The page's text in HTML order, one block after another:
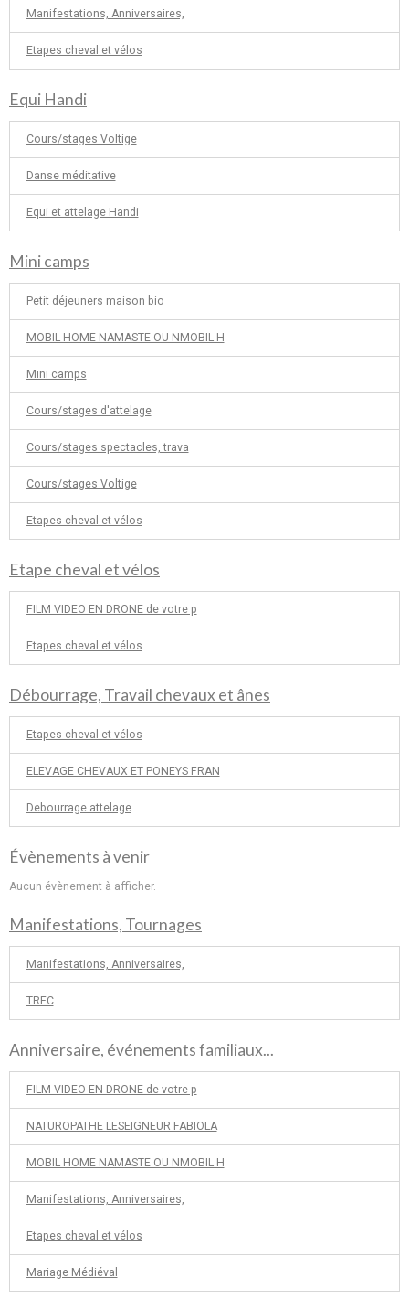
Manifestations, Anniversaires,
Etapes cheval et vélos
Equi Handi
Cours/stages Voltige
Danse méditative
Equi et attelage Handi
Mini camps
Petit déjeuners maison bio
MOBIL HOME NAMASTE OU NMOBIL H
Mini camps
Cours/stages d'attelage
Cours/stages spectacles, trava
Cours/stages Voltige
Etapes cheval et vélos
Etape cheval et vélos
FILM VIDEO EN DRONE de votre p
Etapes cheval et vélos
Débourrage, Travail chevaux et ânes
Etapes cheval et vélos
ELEVAGE CHEVAUX ET PONEYS FRAN
Debourrage attelage
Évènements à venir
Aucun évènement à afficher.
Manifestations, Tournages
Manifestations, Anniversaires,
TREC
Anniversaire, événements familiaux...
FILM VIDEO EN DRONE de votre p
NATUROPATHE LESEIGNEUR FABIOLA
MOBIL HOME NAMASTE OU NMOBIL H
Manifestations, Anniversaires,
Etapes cheval et vélos
Mariage Médiéval